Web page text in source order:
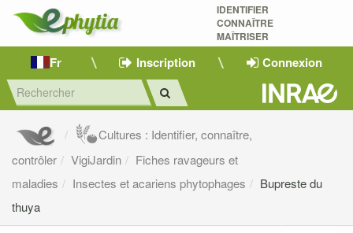
IDENTIFIER
CONNAÎTRE
MAÎTRISER
Fr Inscription Connexion
Cultures : Identifier, connaître,
contrôler
VigiJardin
Fiches ravageurs et
maladies
Insectes et acariens phytophages
Bupreste du
thuya